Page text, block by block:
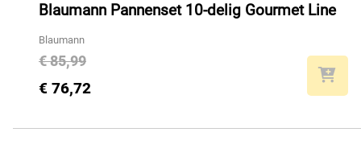
Blaumann Pannenset 10-delig Gourmet Line
Blaumann
€ 85,99
€ 76,72